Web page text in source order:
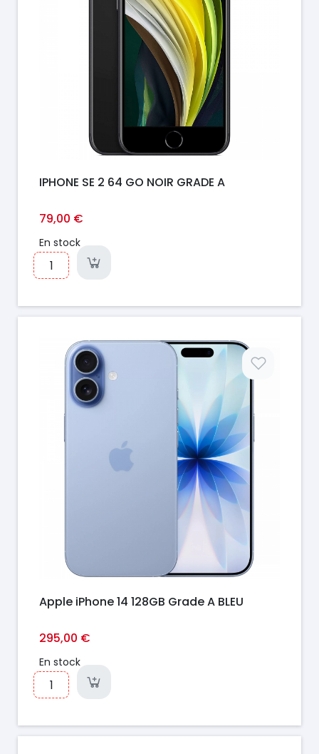
IPHONE SE 2 64 GO NOIR GRADE A
79,00 €
En stock
Apple iPhone 14 128GB Grade A BLEU
295,00 €
En stock